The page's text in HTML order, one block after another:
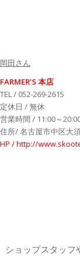
岡田さん
FARMER’S 本店
TEL / 052-269-2615
定休日 / 無休
営業時間 / 11:00～
住所/ 名古屋市中区大
HP / http://
ショップスタッ